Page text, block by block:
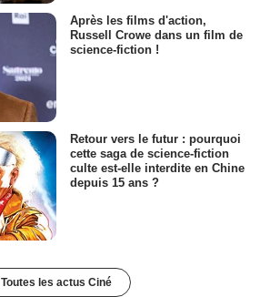
Après les films d'action,
Russell Crowe dans un film de
science-fiction !
Retour vers le futur : pourquoi
cette saga de science-fiction
culte est-elle interdite en Chine
depuis 15 ans ?
Toutes les actus Ciné